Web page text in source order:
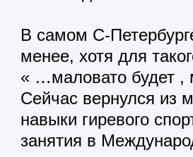
В самом С-
менее, хотя для
« …маловато будет
Сейчас вернулся из
навыки гиревого
занятия в